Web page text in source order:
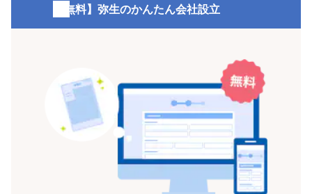
【無料】弥生のかんたん会社設立